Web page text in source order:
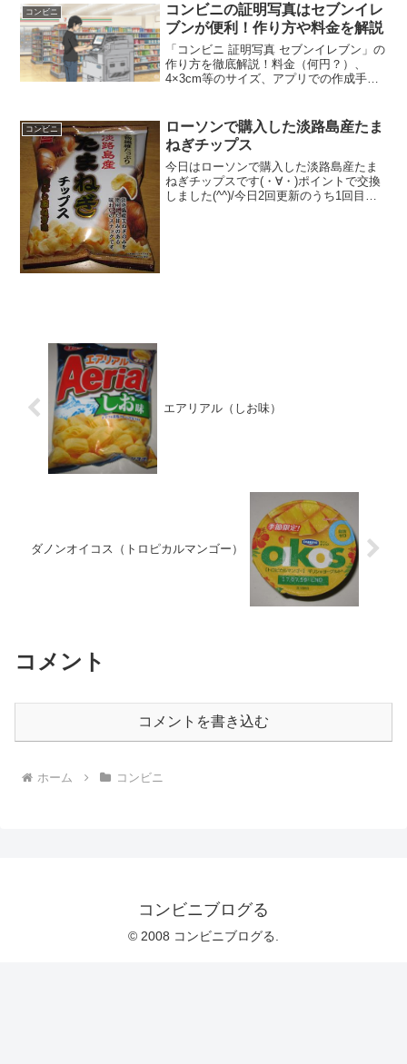
コンビニ
コンビニの証明写真はセブンイレ
ブンが便利！作り方や料金を解説
「コンビニ 証明写真 セブンイレブン」の
作り方を徹底解説！料金（何円？）、
4×3cm等のサイズ、アプリでの作成手順
たいデメリットも網羅。急な時でも安心
な、コンビニ 証明写真 セブンイレブンの
全てがわかります。
コンビニ
ローソンで購入した淡路島産たま
ねぎチップス
今日はローソンで購入した淡路島産たま
ねぎチップスです(・∀・)ポイントで交換
しました(^^)/今日2回更新のうち1回目三
エアリアル（しお味）
ダノンオイコス（トロピカルマンゴー）
コメント
コメントを書き込む
ホーム コンビニ
コンビニブログる
© 2008 コンビニブログる.